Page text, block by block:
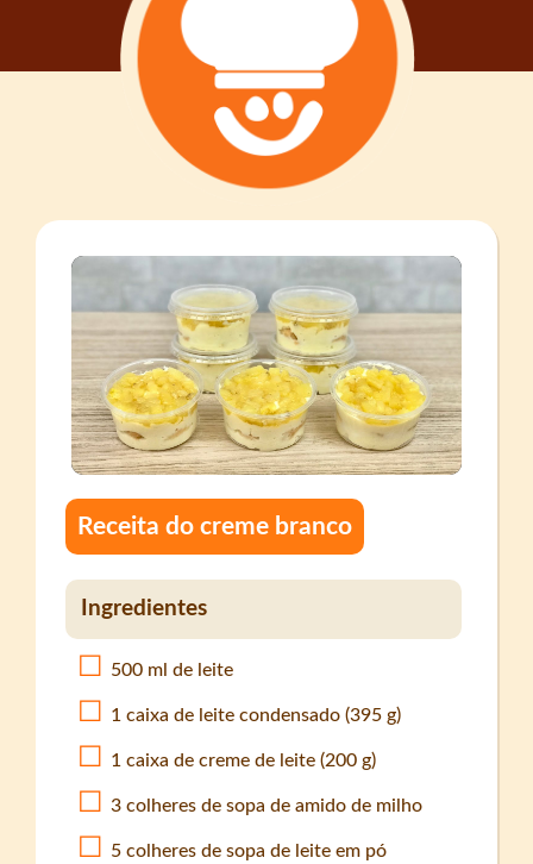
Receita do creme branco
Ingredientes
500 ml de leite
1 caixa de leite condensado (395 g)
1 caixa de creme de leite (200 g)
3 colheres de sopa de amido de milho
5 colheres de sopa de leite em pó